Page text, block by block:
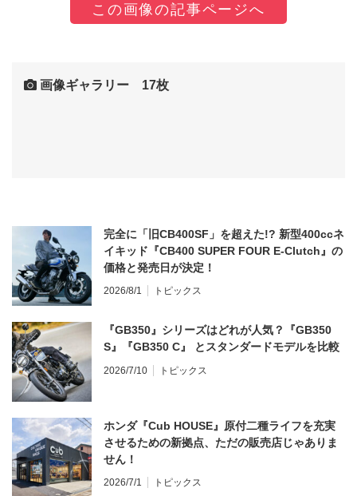
この画像の記事ページへ
画像ギャラリー 17枚
完全に「旧CB400SF」を超えた!? 新型400ccネ
イキッド『CB400 SUPER FOUR E-Clutch』の
価格と発売日が決定！
2026/8/1 トピックス
『GB350』シリーズはどれが人気？『GB350
S』『GB350 C』 とスタンダードモデルを比較
2026/7/10 トピックス
ホンダ『Cub HOUSE』原付二種ライフを充実
させるための新拠点、ただの販売店じゃありま
せん！
2026/7/1 トピックス